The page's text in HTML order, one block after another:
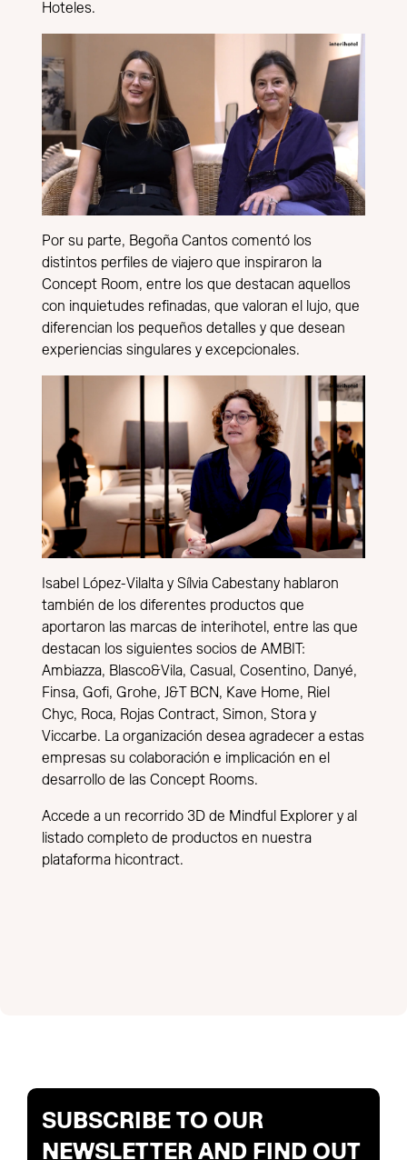
Hoteles.
Por su parte, Begoña Cantos comentó los
distintos perfiles de viajero que inspiraron la
Concept Room, entre los que destacan aquellos
con inquietudes refinadas, que valoran el lujo, que
diferencian los pequeños detalles y que desean
experiencias singulares y excepcionales.
Isabel López-Vilalta y Sílvia Cabestany hablaron
también de los diferentes productos que
aportaron las marcas de interihotel, entre las que
destacan los siguientes socios de AMBIT:
Ambiazza, Blasco&Vila, Casual, Cosentino, Danyé,
Finsa, Gofi, Grohe, J&T BCN, Kave Home, Riel
Chyc, Roca, Rojas Contract, Simon, Stora y
Viccarbe. La organización desea agradecer a estas
empresas su colaboración e implicación en el
desarrollo de las Concept Rooms.
Accede a un recorrido 3D de Mindful Explorer y al
listado completo de productos en nuestra
plataforma hicontract.
SUBSCRIBE TO OUR
NEWSLETTER AND FIND OUT